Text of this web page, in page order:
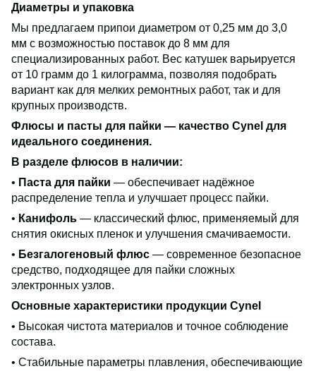
Диаметры и упаковка
Мы предлагаем припои диаметром от 0,25 мм до 3,0
мм с возможностью поставок до 8 мм для
специализированных работ. Вес катушек варьируется
от 10 грамм до 1 килограмма, позволяя подобрать
вариант как для мелких ремонтных работ, так и для
крупных производств.
Флюсы и пасты для пайки — качество Cynel для
идеального соединения.
В разделе флюсов в наличии:
• Паста для пайки — обеспечивает надёжное
распределение тепла и улучшает процесс пайки.
• Канифоль — классический флюс, применяемый для
снятия окисных пленок и улучшения смачиваемости.
• Безгалогеновый флюс — современное безопасное
средство, подходящее для пайки сложных
электронных узлов.
Основные характеристики продукции Cynel
• Высокая чистота материалов и точное соблюдение
состава.
• Стабильные параметры плавления, обеспечивающие